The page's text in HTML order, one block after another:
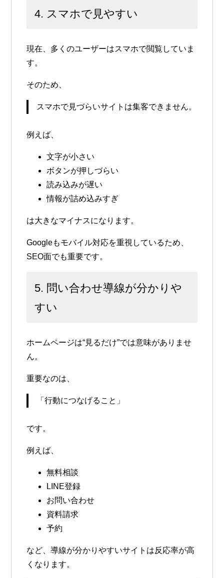
4. スマホで見やすい
現在、多くのユーザーはスマホで閲覧していま
す。
そのため、
スマホで見づらいサイトは集客できません。
例えば、
文字が小さい
ボタンが押しづらい
読み込みが遅い
情報が詰め込みすぎ
は大きなマイナスになります。
Googleもモバイル対応を重視しているため、
SEO面でも重要です。
5. 問い合わせ導線が分かりや
すい
ホームページは“見るだけ”では意味がありませ
ん。
重要なのは、
「行動につなげること」
です。
例えば、
無料相談
LINE登録
お問い合わせ
資料請求
予約
など、導線が分かりやすいサイトは反応率が高
くなります。